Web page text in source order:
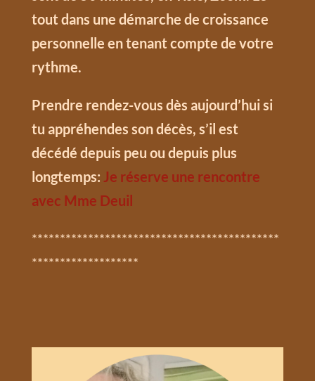
tout dans une démarche de croissance
personnelle en tenant compte de votre
rythme.
Prendre rendez-vous dès aujourd’hui si
tu appréhendes son décès, s’il est
décédé depuis peu ou depuis plus
longtemps: Je réserve une rencontre
avec Mme Deuil
********************************************
*******************